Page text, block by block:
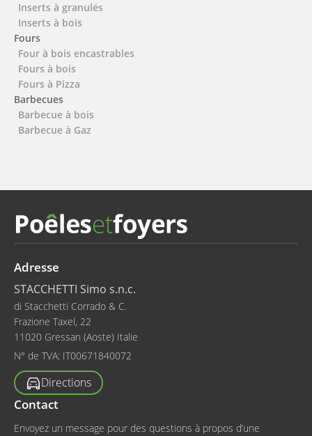
Inserts à granulés
Inserts à bois
Fours
Four à bois encastrables
Fours à bois
Fours à Pizza
Barbecues
Barbecue à bois
Barbecue à Gaz
Adresse
STACCHETTI Simo s.n.c.
di Stacchetti Corrado & C.
Frazione Taxel, 22
11020 Gressan (Aoste) Italie
N° de TVA: IT00671840072
Directions
Contact
Envoyez un message pour des questions à propos d’une